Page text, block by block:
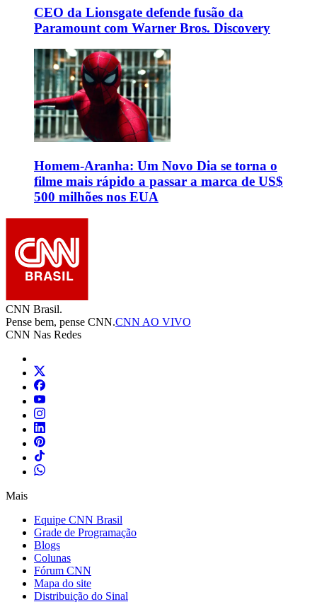
CEO da Lionsgate defende fusão da
Paramount com Warner Bros. Discovery
Homem-Aranha: Um Novo Dia se torna o
filme mais rápido a passar a marca de US$
500 milhões nos EUA
CNN Brasil.
Pense bem, pense CNN.CNN AO VIVO
CNN Nas Redes
Mais
Equipe CNN Brasil
Grade de Programação
Blogs
Colunas
Fórum CNN
Mapa do site
Distribuição do Sinal